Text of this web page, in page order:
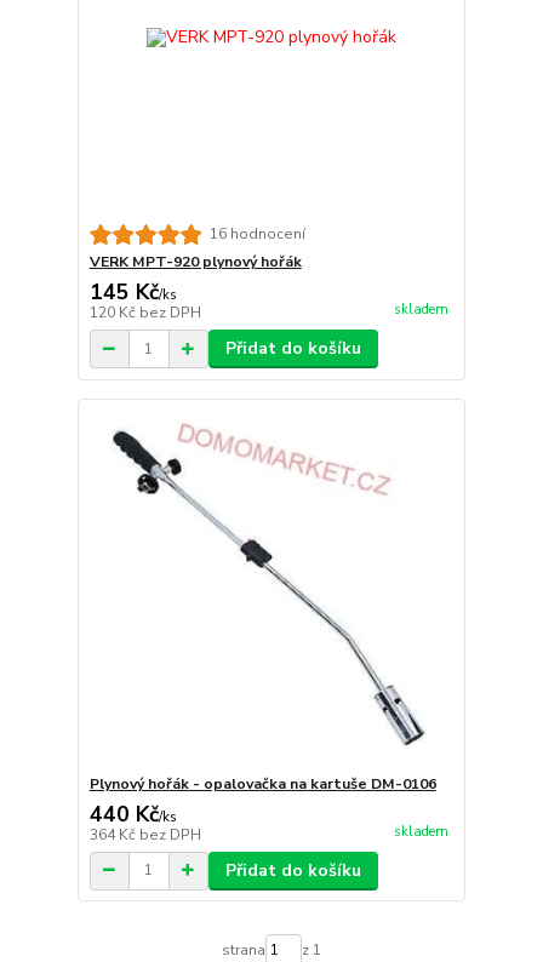
16 hodnocení
VERK MPT-920 plynový hořák
145 Kč/ks
120 Kč bez DPH skladem
Přidat do košíku
Plynový hořák - opalovačka na kartuše DM-0106
440 Kč/ks
364 Kč bez DPH skladem
Přidat do košíku
strana z 1